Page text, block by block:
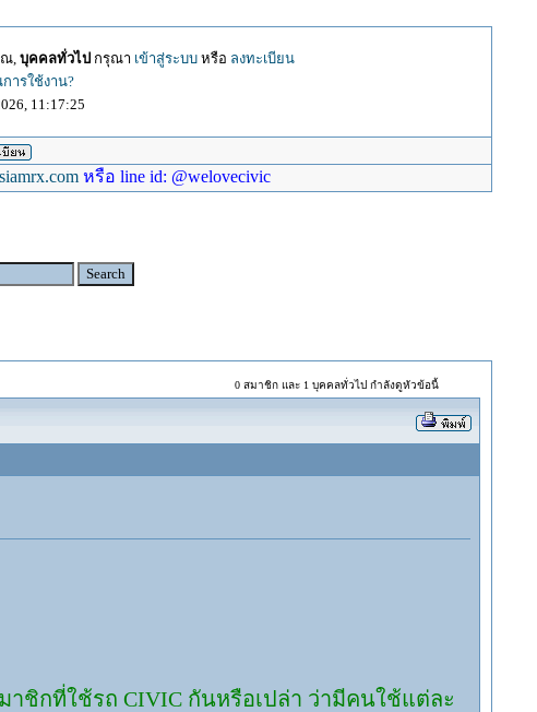
ณ,บุคคลทั่วไป กรุณา เข้าสู่ระบบหรือ ลงทะเบียน
ารใช้งาน?
11:17:25
หรือ line id: @welovecivic
0 สมาชิก และ 1 บุคคลทั่วไป กำลังดูหัวข้อนี้
าชิกที่ใช้รถ CIVIC กันหรือเปล่า ว่ามีคนใช้แต่ละ